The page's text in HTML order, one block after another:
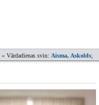
» Vārdadienas svin: Aisma, Askolds;